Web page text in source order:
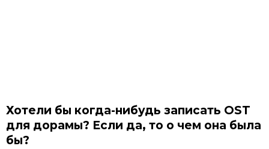
Хотели бы когда-нибудь записать OST
для дорамы? Если да, то о чем она была
бы?